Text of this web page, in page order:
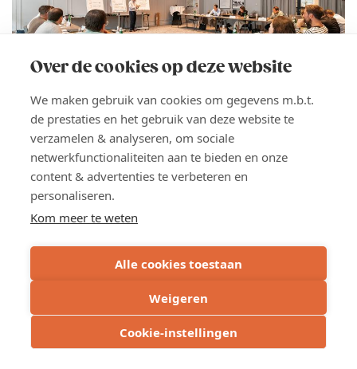
Over de cookies op deze website
We maken gebruik van cookies om gegevens m.b.t.
de prestaties en het gebruik van deze website te
verzamelen & analyseren, om sociale
netwerkfunctionaliteiten aan te bieden en onze
content & advertenties te verbeteren en
personaliseren.
Kom meer te weten
Alle cookies toestaan
Weigeren
Cookie-instellingen
14 SEP 2026 INFOSESSIE
Infosessie: MBA Highlights 2027
Ook in 2027 organiseert Voka - Kamer van Koophandel
West-Vlaanderen i.s.m. Solvay Brussels School of
Economics and Management de MBA Highlights! Deze
ondernemerschap en management combineert
academische kennisoverdracht en
Kortrijk